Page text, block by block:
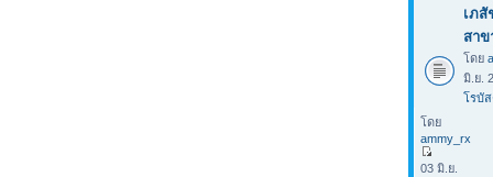
เภสั
สาข
โดย
มิ.ย.
โรบั
โดย
ammy_rx
03 มิ.ย.